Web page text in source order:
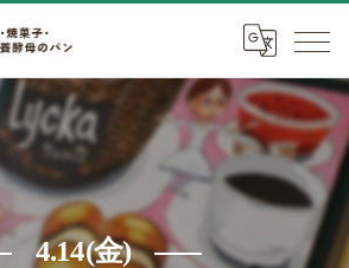
4.14(金)